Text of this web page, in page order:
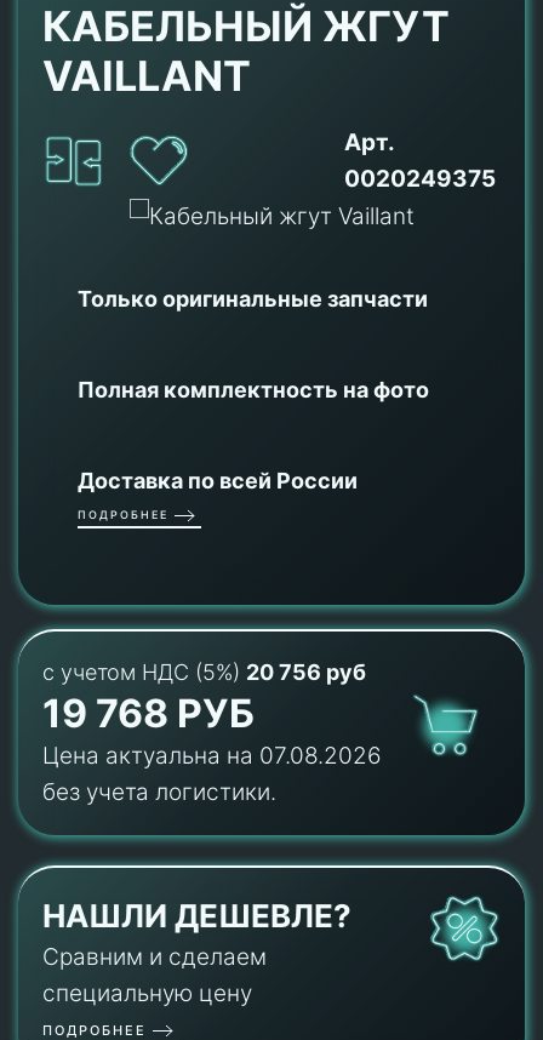
КАБЕЛЬНЫЙ ЖГУТ
VAILLANT
Арт.
0020249375
Только оригинальные запчасти
Полная комплектность на фото
Доставка по всей России
ПОДРОБНЕЕ
с учетом НДС (5%) 20 756 руб
19 768 РУБ
Цена актуальна на 07.08.2026
без учета логистики.
НАШЛИ ДЕШЕВЛЕ?
Сравним и сделаем
специальную цену
ПОДРОБНЕЕ